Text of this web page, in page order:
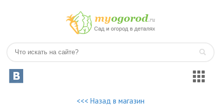
<<< Назад в магазин